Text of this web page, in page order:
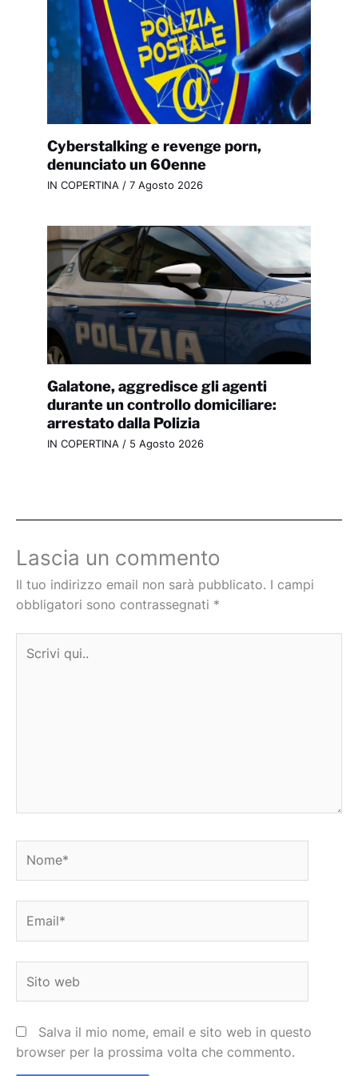
Cyberstalking e revenge porn,
denunciato un 60enne
IN COPERTINA/ 7 Agosto 2026
Galatone, aggredisce gli agenti
durante un controllo domiciliare:
arrestato dalla Polizia
IN COPERTINA/ 5 Agosto 2026
Lascia un commento
Il tuo indirizzo email non sarà pubblicato. I campi
obbligatori sono contrassegnati *
qui..
web
Salva il mio nome, email e sito web in questo
browser per la prossima volta che commento.